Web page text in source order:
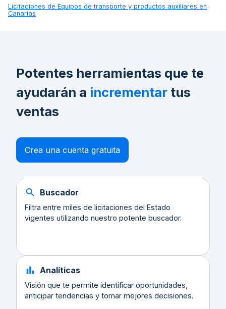
Licitaciones de Equipos de transporte y productos auxiliares en
Canarias
Potentes herramientas que te
ayudarán a incrementar tus
ventas
Crea una cuenta gratuita
Buscador
Filtra entre miles de licitaciones del Estado
vigentes utilizando nuestro potente buscador.
Analíticas
Visión que te permite identificar oportunidades,
anticipar tendencias y tomar mejores decisiones.